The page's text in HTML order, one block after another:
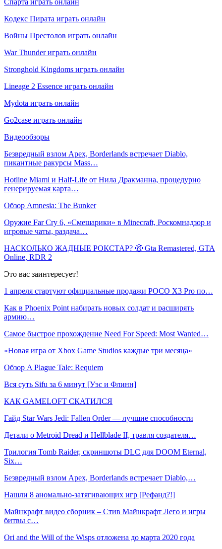
Кодекс Пирата играть онлайн
Войны Престолов играть онлайн
War Thunder играть онлайн
Stronghold Kingdoms играть онлайн
Lineage 2 Essence играть онлайн
Mydota играть онлайн
Go2case играть онлайн
Видеообзоры
Безвредный взлом Apex, Borderlands встречает Diablo,
пикантные ракурсы Mass…
Hotline Miami и Half-Life от Нила Дракманна, процедурно
генерируемая карта…
Обзор Amnesia: The Bunker
Оружие Far Cry 6, «Смешарики» в Minecraft, Роскомнадзор и
игровые чаты, раздача…
НАСКОЛЬКО ЖАДНЫЕ РОКСТАР? 🤑 Gta Remastered, GTA
Online, RDR 2
Это вас заинтересует!
1 апреля стартуют официальные продажи POCO X3 Pro по…
Как в Phoenix Point набирать новых солдат и расширять
армию…
Самое быстрое прохождение Need For Speed: Most Wanted…
«Новая игра от Xbox Game Studios каждые три месяца»
Обзор A Plague Tale: Requiem
Вся суть Sifu за 6 минут [Уэс и Флинн]
КАК GAMELOFT СКАТИЛСЯ
Гайд Star Wars Jedi: Fallen Order — лучшие способности
Детали о Metroid Dread и Hellblade II, травля создателя…
Трилогия Tomb Raider, скриншоты DLC для DOOM Eternal,
Six…
Безвредный взлом Apex, Borderlands встречает Diablo,…
Нашли 8 аномально-затягивающих игр [Рефанд?!]
Майнкрафт видео сборник – Стив Майнкрафт Лего и игры
битвы с…
Ori and the Will of the Wisps отложена до марта 2020 года